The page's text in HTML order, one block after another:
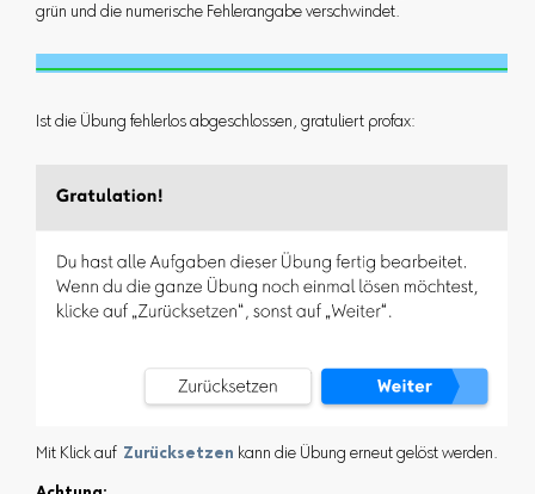
grün und die numerische Fehlerangabe verschwindet.
Ist die Übung fehlerlos abgeschlossen, gratuliert profax:
Mit Klick auf Zurücksetzen kann die Übung erneut gelöst werden.